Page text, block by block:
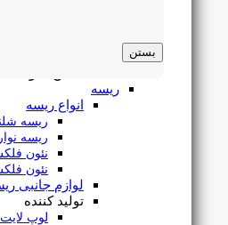
بستن
مرتبط
ریسه
انواع ریسه
ریسه
ریسه
نئون
نئون
لوازم جانبی
تولید کننده
لوپ لایت